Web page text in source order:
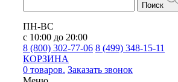
Поиск
ПН-ВС
с 10:00 до 20:00
8 (800) 302-77-06 8 (499) 348-15-11
КОРЗИНА
0 товаров. Заказать звонок